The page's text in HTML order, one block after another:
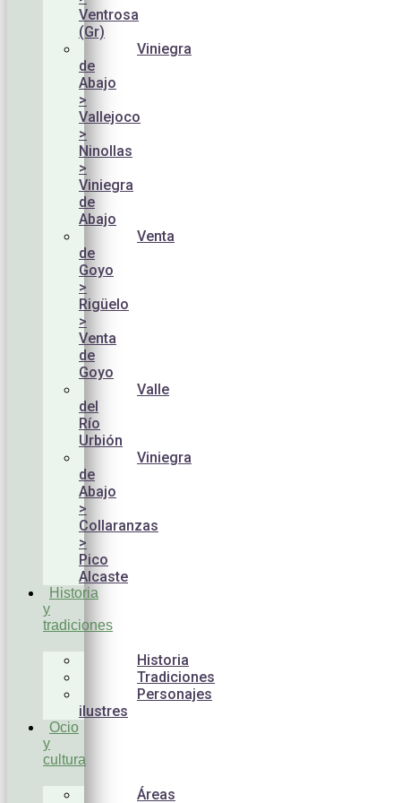
Ventrosa
(Gr)
Viniegra
de
Abajo
>
Vallejoco
>
Ninollas
>
Viniegra
de
Abajo
Venta
de
Goyo
>
Rigüelo
>
Venta
de
Goyo
Valle
del
Río
Urbión
Viniegra
de
Abajo
>
Collaranzas
>
Pico
Alcaste
Historia
y
tradiciones
Historia
Tradiciones
Personajes
ilustres
Ocio
y
cultura
Áreas